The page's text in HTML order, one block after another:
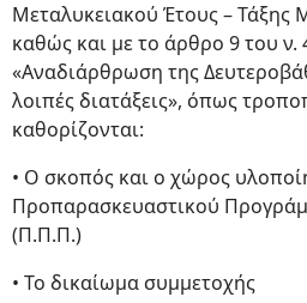
Μεταλυκειακού Έτους – Τάξης
καθώς και με το άρθρο 9 του ν.
«Αναδιάρθρωση της
λοιπές διατάξεις», όπως
καθορίζονται:
• Ο σκοπός και ο χώρος
Προπαρασκευαστικού
(Π.Π.Π.)
• Το δικαίωμα συμμετοχής